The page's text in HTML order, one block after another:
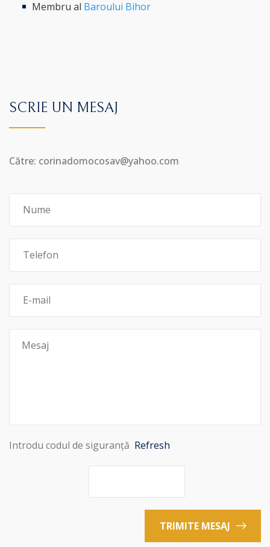
Membru al Baroului Bihor
SCRIE UN MESAJ
Către: corinadomocosav@yahoo.com
Introdu codul de siguranță Refresh
TRIMITE MESAJ